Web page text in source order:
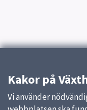
Kakor på
Vi använder